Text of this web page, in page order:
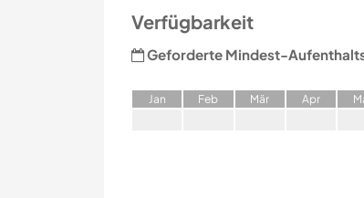
Verfügbarkeit
Geforderte Mindest-
Jan Feb Mär Apr M